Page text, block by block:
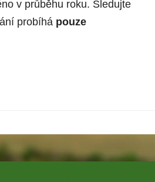
v průběhu roku. Sledujte
probíhá pouze